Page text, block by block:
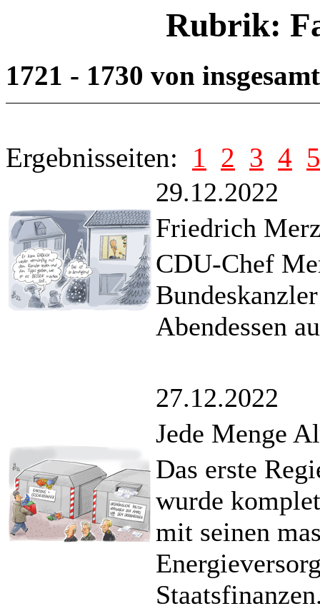
Rubrik:
1721 - 1730 von
Ergebnisseiten: 1 2 3 4 5
29.12.2022
Friedrich
CDU-Chef
Abendessen
27.12.2022
Jede Menge
Das erste
wurde
mit seinen